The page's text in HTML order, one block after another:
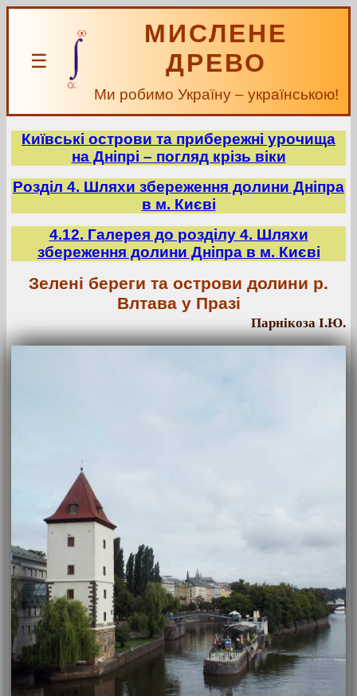
☰
МИСЛЕНЕ
ДРЕВО
Ми робимо Україну – українською!
Київські острови та прибережні урочища
на Дніпрі – погляд крізь віки
Розділ 4. Шляхи збереження долини Дніпра
в м. Києві
4.12. Галерея до розділу 4. Шляхи
збереження долини Дніпра в м. Києві
Зелені береги та острови долини р.
Влтава у Празі
Парнікоза І.Ю.